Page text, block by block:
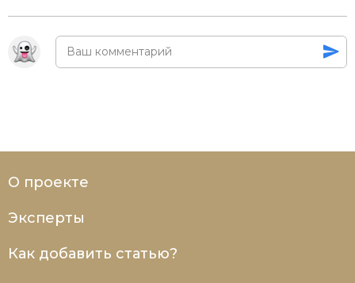
Южная Америка
О проекте
Эксперты
Как добавить статью?